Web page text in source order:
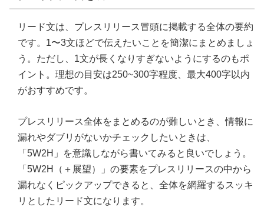
リード文は、プレスリリース冒頭に掲載する全体の要約
です。1〜3文ほどで伝えたいことを簡潔にまとめましょ
う。ただし、1文が長くなりすぎないようにするのもポ
イント。理想の目安は250~300字程度、最大400字以内
がおすすめです。
プレスリリース全体をまとめるのが難しいとき、情報に
漏れやダブリがないかチェックしたいときは、
「5W2H」を意識しながら書いてみると良いでしょう。
「5W2H（＋展望）」の要素をプレスリリースの中から
漏れなくピックアップできると、全体を網羅するスッキ
リとしたリード文になります。